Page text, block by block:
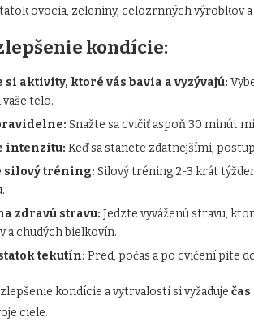
ovocia, zeleniny, celozrnných výrobkov
kondície:
si aktivity, ktoré vás bavia a vyzývajú:
telo.
Snažte sa cvičiť aspoň 30 minút
intenzitu: Keď sa stanete zdatnejšími,
silový tréning: Silový tréning 2-3 krát
zdravú stravu: Jedzte vyváženú stravu,
a chudých bielkovín.
tekutín: Pred, počas a po cvičení pite
kondície a vytrvalosti si vyžaduje
ciele.